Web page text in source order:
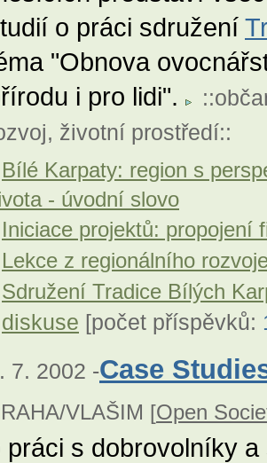
o práci sdružení
"Obnova
i pro lidi".
::
, životní prostředí::
Bílé Karpaty: region s
- úvodní slovo
Iniciace projektů: propojení
Lekce z regionálního
Sdružení Tradice Bílých
diskuse [počet příspěvků:
7. 2002 -Case
VLAŠIM [Open
práci s dobrovolníky